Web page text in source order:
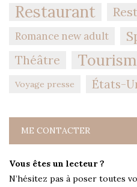
Restaurant
Romance new adult
Théâtre
Voyage presse États-
ME CONTACTER
Vous êtes un lecteur ?
N’hésitez pas à poser toutes